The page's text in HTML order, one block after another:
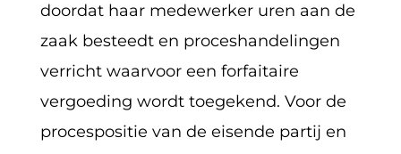
doordat haar medewerker uren aan de
zaak besteedt en proceshandelingen
verricht waarvoor een forfaitaire
vergoeding wordt toegekend. Voor de
procespositie van de eisende partij en